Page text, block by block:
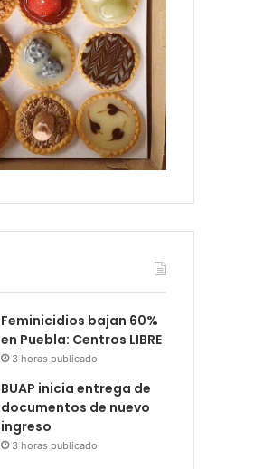
Feminicidios bajan 60%
en Puebla: Centros LIBRE
3 horas publicado
BUAP inicia entrega de
documentos de nuevo
ingreso
3 horas publicado